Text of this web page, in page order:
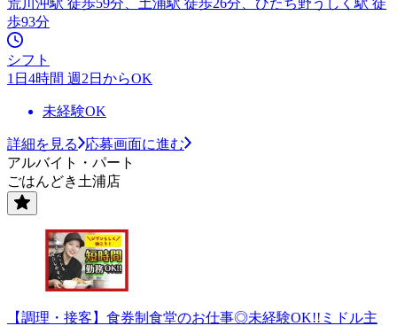
歩93分
シフト
1日4時間 週2日からOK
未経験OK
詳細を見る
応募画面に進む
アルバイト・パート
ごはんどき土浦店
【調理・接客】食券制食堂のお仕事◎未経験OK!!ミドル主